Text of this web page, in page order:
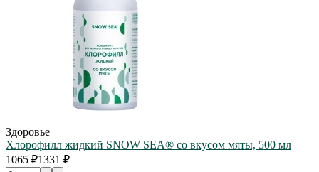
Здоровье
Хлорофилл жидкий SNOW SEA® со вкусом мяты, 500 мл
1065 ₽1331 ₽